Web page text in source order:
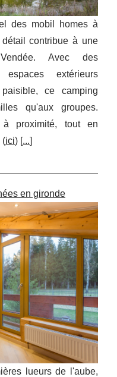
des mobil homes à
contribue à une
Avec des
extérieurs
ce camping
qu'aux groupes.
à proximité, tout en
(ici) [...]
en gironde
lueurs de l'aube,